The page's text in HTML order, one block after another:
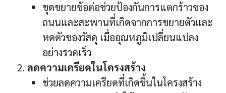
ชุดขยายข้อต่อช่วยป้องกันการแตกร้าวของ
ถนนและสะพานที่เกิดจากการขยายตัวและ
หดตัวของวัสดุ เมื่ออุณหภูมิเปลี่ยนแปลง
อย่างรวดเร็ว
ลดความเครียดในโครงสร้าง
ช่วยลดความเครียดที่เกิดขึ้นในโครงสร้าง